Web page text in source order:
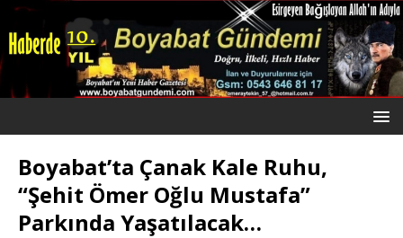
Boyabat’ta Çanak Kale Ruhu,
“Şehit Ömer Oğlu Mustafa”
Parkında Yaşatılacak…